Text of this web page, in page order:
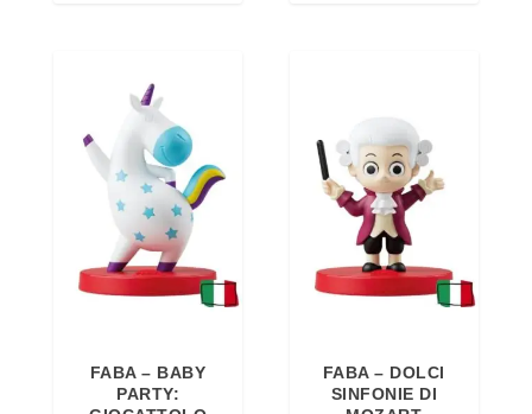
e
z
z
o
o
r
i
n
o
t
u
FABA – BABY
PARTY:
FABA – DOLCI
SINFONIE DI